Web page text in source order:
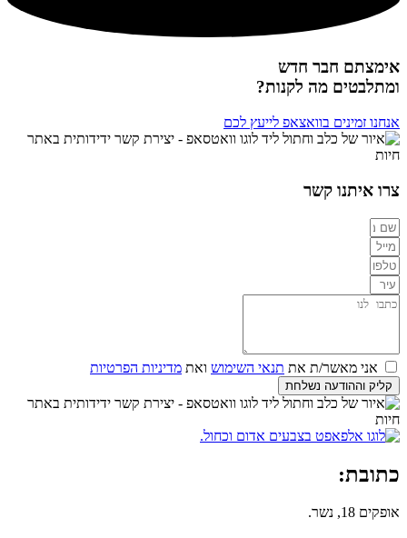
אימצתם חבר חדש
ומתלבטים מה לקנות?
אנחנו זמינים בוואצאפ לייעץ לכם
צרו איתנו קשר
אני מאשר/ת את תנאי השימוש ואת מדיניות הפרטיות
קליק וההודעה נשלחת
כתובת:
אופקים 18, נשר.